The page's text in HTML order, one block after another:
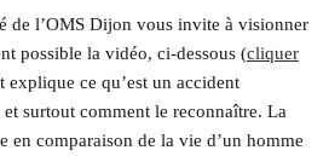
de l’OMS Dijon vous invite à visionner
possible la vidéo, ci-dessous (cliquer
explique ce qu’est un accident
surtout comment le reconnaître. La
en comparaison de la vie d’un homme